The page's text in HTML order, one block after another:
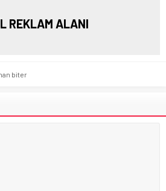
REKLAM ALANI
biter